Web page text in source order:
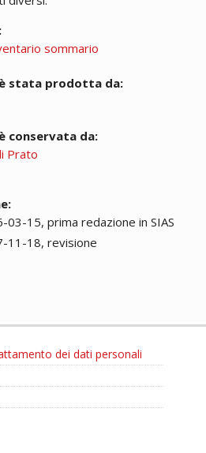
sommario
stata prodotta da:
conservata da:
Prato
03-15, prima redazione in SIAS
11-18, revisione
dei dati personali